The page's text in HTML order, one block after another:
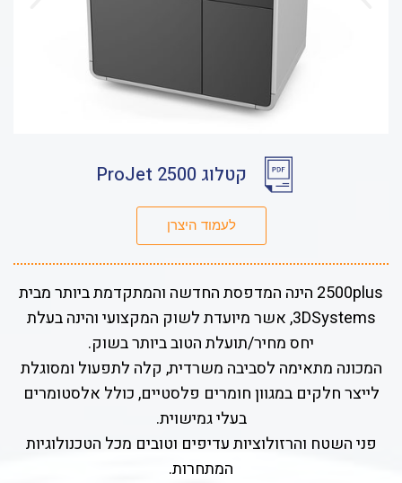
קטלוג ProJet 2500
לעמוד היצרן
2500plus הינה המדפסת החדשה והמתקדמת ביותר מבית
3DSystems, אשר מיועדת לשוק המקצועי והינה בעלת
יחס מחיר/תועלת הטוב ביותר בשוק.
המכונה מתאימה לסביבה משרדית, קלה לתפעול ומסוגלת
לייצר חלקים במגוון חומרים פלסטיים, כולל אלסטומרים
בעלי גמישוית.
פני השטח והרזולוציות עדיפים וטובים מכל הטכנולוגיות
המתחרות.